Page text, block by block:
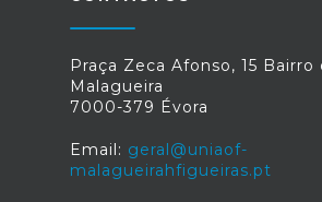
Praça Zeca Afonso, 15 Bairro
Malagueira
7000-379 Évora
Email: geral@uniaof-
malagueirahfigueiras.pt